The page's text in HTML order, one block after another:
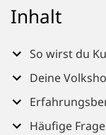
Inhalt
So wirst du
Deine
Häufige